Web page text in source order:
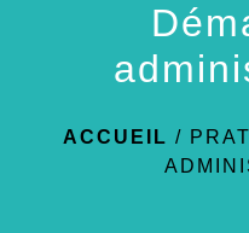
ACCUEIL /